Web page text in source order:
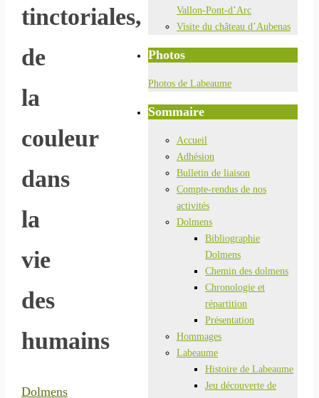
tinctoriales,
de
la
couleur
dans
la
vie
des
humains
Dolmens
Vallon-Pont-d’Arc
Visite du château d’Aubenas
Photos
Photos de Labeaume
Sommaire
Accueil
Adhésion
Bulletin de liaison
Compte-rendus de nos
activités
Dolmens
Bibliographie
Dolmens
Chemin des dolmens
Chronologie et
répartition
Présentation
Hommages
Labeaume
Histoire de Labeaume
Jeu découverte de